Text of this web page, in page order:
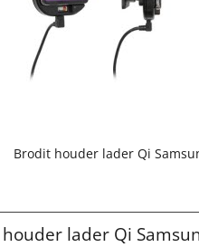
Brodit houder lader Qi
lader Qi